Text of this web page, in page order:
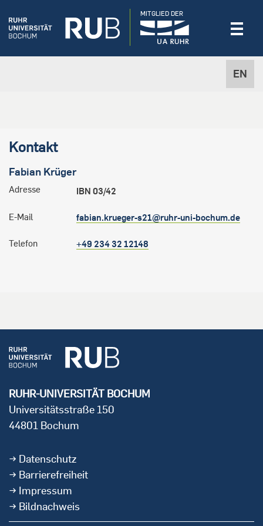
EN
MITGLIED DER
Kontakt
Fabian Krüger
Adresse IBN 03/42
E-Mail fabian.krueger-s21@ruhr-uni-bochum.de
Telefon +49 234 32 12148
RUHR-UNIVERSITÄT BOCHUM
Universitätsstraße 150
44801 Bochum
Datenschutz
Barrierefreiheit
Impressum
Bildnachweis